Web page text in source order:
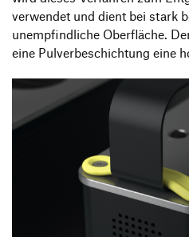
verwendet und dient bei stark
unempfindliche Oberfläche.
eine Pulverbeschichtung eine